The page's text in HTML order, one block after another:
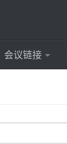
会议链接